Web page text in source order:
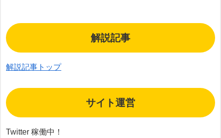
解説記事
解説記事トップ
サイト運営
Twitter 稼働中！